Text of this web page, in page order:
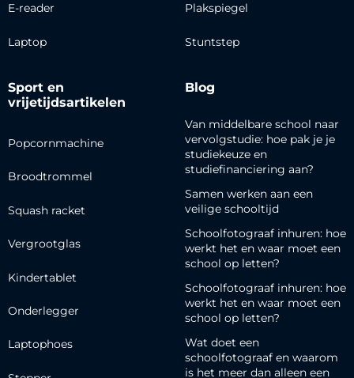
E-reader
Laptop
Plakspiegel
Stuntstep
Sport en
vrijetijdsartikelen
Popcornmachine
Broodtrommel
Squash racket
Vergrootglas
Kindertablet
Onderlegger
Laptophoes
Blog
Van middelbare school naar
vervolgstudie: hoe pak je je
studiekeuze en
studiefinanciering aan?
Samen werken aan een
veilige schooltijd
Schoolfotograaf inhuren: hoe
werkt het en waar moet een
school op letten?
Schoolfotograaf inhuren: hoe
werkt het en waar moet een
school op letten?
Wat doet een
schoolfotograaf en waarom
is het meer dan alleen een